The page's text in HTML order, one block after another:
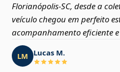
Florianópolis‑SC, desde a
veículo chegou em perfeito
acompanhamento eficiente
LM Lucas M.